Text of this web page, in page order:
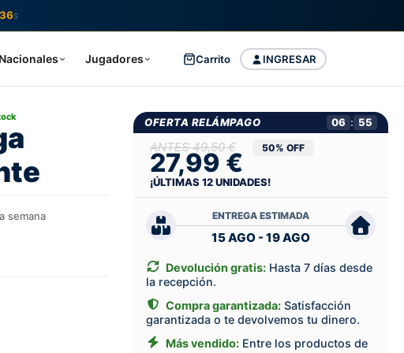
35S
Jugadores INGRESAR
Carrito
semana
OFERTA RELÁMPAGO 06 : 54
49,50 €
27,99 € 50% OFF
¡ÚLTIMAS12UNIDADES!
ENTREGA ESTIMADA
15 AGO - 19 AGO
Devolución gratis: Hasta 7 días desde
la recepción.
Compra garantizada: Satisfacción
garantizada o te devolvemos tu dinero.
Más vendido: Entre los productos de